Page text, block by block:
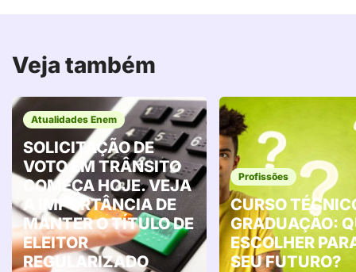
Veja também
Atualidades Enem
SOLICITAÇÃO DE
VOTO EM TRÂNSITO
COMEÇA HOJE. VEJA
A IMPORTÂNCIA DE
MANTER O TÍTULO DE
ELEITOR
REGULARIZADO
Profissões
CURSO
GRADUAÇÃO:
ESCOLHER
SEU FUTURO?